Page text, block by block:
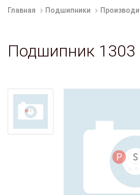
Главная Подшипники
Подшипник 1303